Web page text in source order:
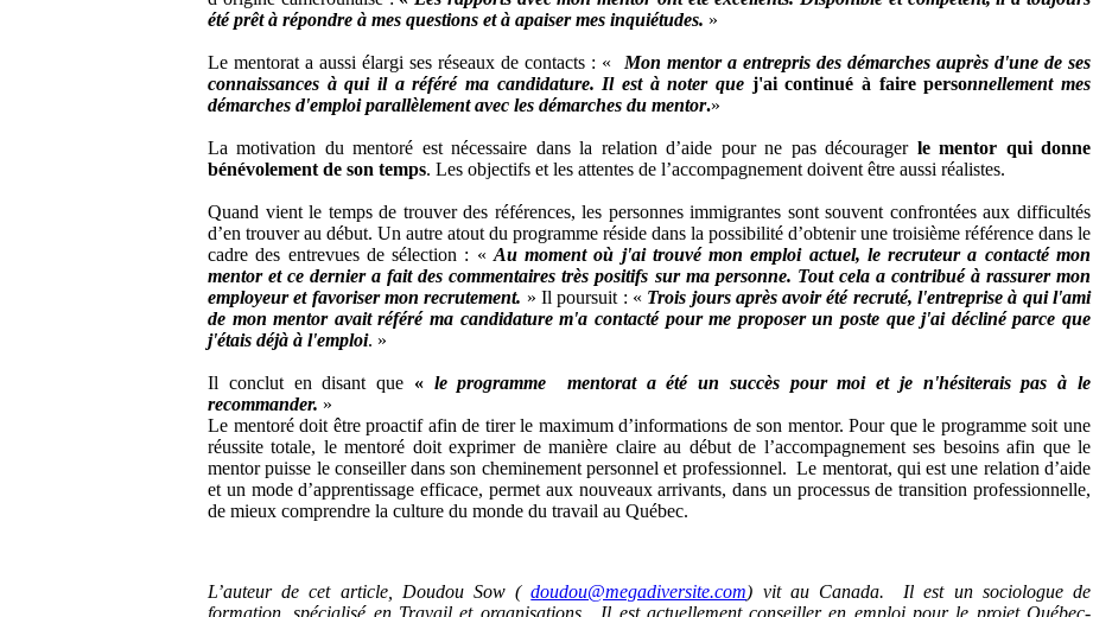
été prêt à répondre à mes questions et à apaiser mes inquiétudes. »
Le mentorat a aussi élargi ses réseaux de contacts : « Mon mentor a entrepris des démarches auprès d'une de ses
connaissances à qui il a référé ma candidature. Il est à noter que j'ai continué à faire personnellement mes
démarches d'emploi parallèlement avec les démarches du mentor.»
La motivation du mentoré est nécessaire dans la relation d’aide pour ne pas décourager le mentor qui donne
bénévolement de son temps. Les objectifs et les attentes de l’accompagnement doivent être aussi réalistes.
Quand vient le temps de trouver des références, les personnes immigrantes sont souvent confrontées aux difficultés
d’en trouver au début. Un autre atout du programme réside dans la possibilité d’obtenir une troisième référence dans le
cadre des entrevues de sélection : « Au moment où j'ai trouvé mon emploi actuel, le recruteur a contacté mon
mentor et ce dernier a fait des commentaires très positifs sur ma personne. Tout cela a contribué à rassurer mon
employeur et favoriser mon recrutement. » Il poursuit : « Trois jours après avoir été recruté, l'entreprise à qui l'ami
de mon mentor avait référé ma candidature m'a contacté pour me proposer un poste que j'ai décliné parce que
j'étais déjà à l'emploi. »
Il conclut en disant que « le programme mentorat a été un succès pour moi et je n'hésiterais pas à le
recommander. »
Le mentoré doit être proactif afin de tirer le maximum d’informations de son mentor. Pour que le programme soit une
réussite totale, le mentoré doit exprimer de manière claire au début de l’accompagnement ses besoins afin que le
mentor puisse le conseiller dans son cheminement personnel et professionnel. Le mentorat, qui est une relation d’aide
et un mode d’apprentissage efficace, permet aux nouveaux arrivants, dans un processus de transition professionnelle,
de mieux comprendre la culture du monde du travail au Québec.
L’auteur de cet article, Doudou Sow (doudou@megadiversite.com) vit au Canada. Il est un sociologue de
formation, spécialisé en Travail et organisations. Il est actuellement conseiller en emploi pour le projet Québec-